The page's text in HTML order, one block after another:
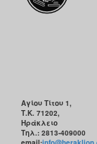
Αγίου Τίτου 1,
Τ.Κ. 71202,
Ηράκλειο
Τηλ.: 2813-409000